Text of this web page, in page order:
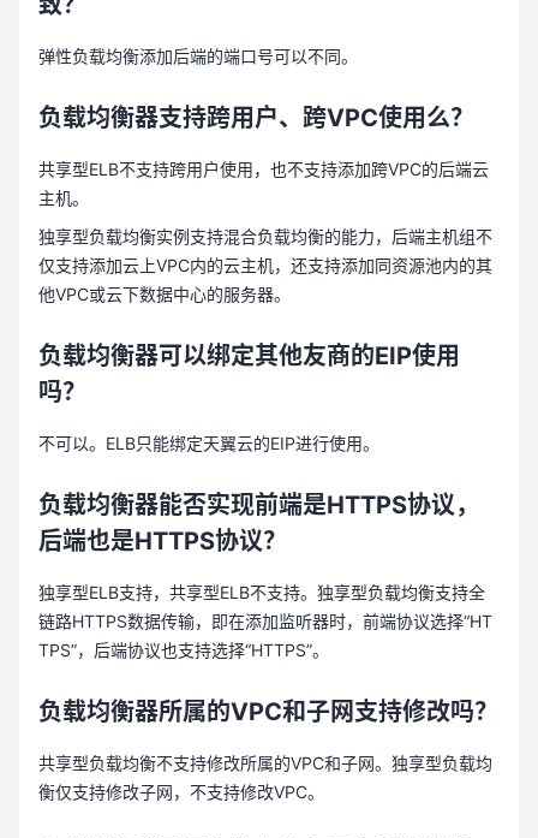
弹性负载均衡添加后端的端口号可以不同。
负载均衡器支持跨用户、跨VPC使用么？
共享型ELB不支持跨用户使用，也不支持添加跨VPC的后端云
主机。
独享型负载均衡实例支持混合负载均衡的能力，后端主机组不
仅支持添加云上VPC内的云主机，还支持添加同资源池内的其
他VPC或云下数据中心的服务器。
负载均衡器可以绑定其他友商的EIP使用
吗？
不可以。ELB只能绑定天翼云的EIP进行使用。
负载均衡器能否实现前端是HTTPS协议，
后端也是HTTPS协议？
独享型ELB支持，共享型ELB不支持。独享型负载均衡支持全
链路HTTPS数据传输，即在添加监听器时，前端协议选择“HT
TPS”，后端协议也支持选择“HTTPS”。
负载均衡器所属的VPC和子网支持修改吗？
共享型负载均衡不支持修改所属的VPC和子网。独享型负载均
衡仅支持修改子网，不支持修改VPC。